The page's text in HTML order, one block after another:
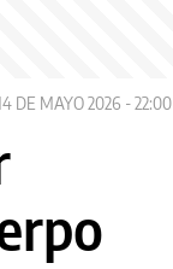
DE MAYO 2026 - 22:00